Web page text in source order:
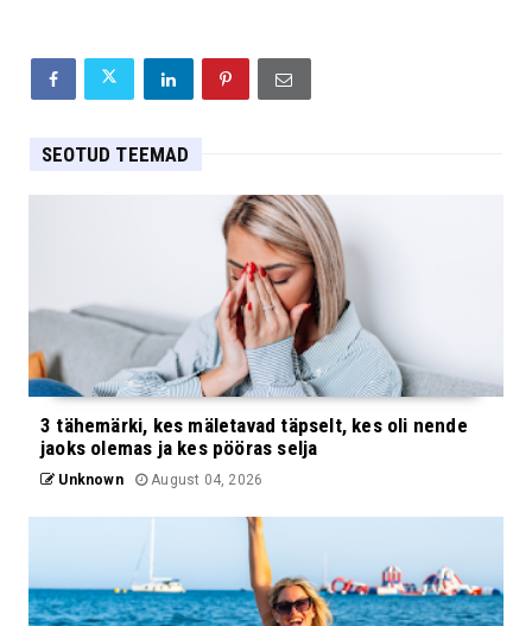
SEOTUD TEEMAD
3 tähemärki, kes mäletavad täpselt, kes oli nende
jaoks olemas ja kes pööras selja
Unknown August 04, 2026